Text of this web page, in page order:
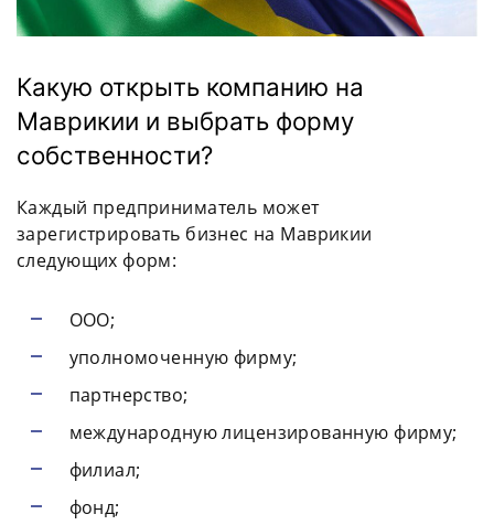
Какую открыть компанию на
Маврикии и выбрать форму
собственности?
Каждый предприниматель может
зарегистрировать бизнес на Маврикии
следующих форм:
ООО;
уполномоченную фирму;
партнерство;
международную лицензированную фирму;
филиал;
фонд;